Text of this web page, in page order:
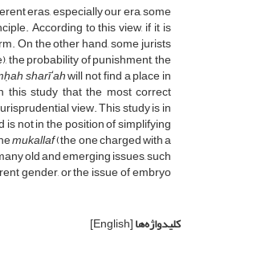
eras, especially our era, some
According to this view, if it is
On the other hand, some jurists
the probability of punishment, the
sharīʻahwill not find a place in
this study that the most correct
view. This study is in
not in the position of simplifying
mukallaf(the one charged with a
old and emerging issues, such
gender, or the issue of embryo
کلیدواژه‌ها[English]